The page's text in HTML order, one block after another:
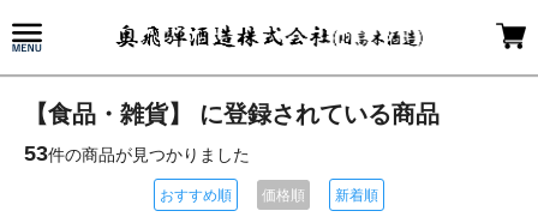
【食品・雑貨】 に登録されている商品
53件の商品が見つかりました
おすすめ順 価格順 新着順